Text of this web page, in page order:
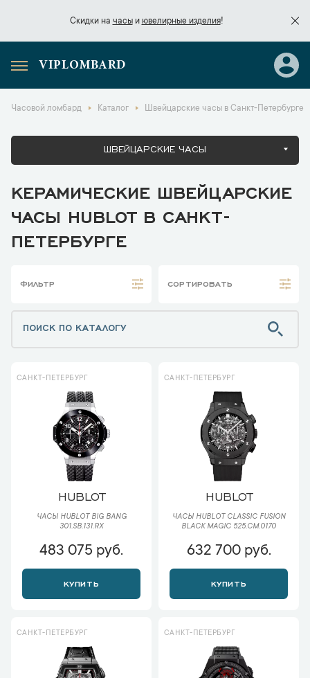
Скидки на часыи ювелирные изделия!
Скидки начасы
VIPLOMBARD
Часовой ломбард Каталог Швейцарские часы в Санкт-Петербурге
ШВЕЙЦАРСКИЕ ЧАСЫ
КЕРАМИЧЕСКИЕ ШВЕЙЦАРСКИЕ
ЧАСЫ HUBLOT В САНКТ-
ПЕТЕРБУРГЕ
ФИЛЬТР СОРТИРОВАТЬ
САНКТ-ПЕТЕРБУРГ
HUBLOT
ЧАСЫ HUBLOT BIG BANG
301.SB.131.RX
483 075 руб.
КУПИТЬ
САНКТ-ПЕТЕРБУРГ
HUBLOT
ЧАСЫ HUBLOT CLASSIC FUSION
BLACK MAGIC 525.CM.0170
632 700 руб.
КУПИТЬ
САНКТ-ПЕТЕРБУРГ САНКТ-ПЕТЕРБУРГ